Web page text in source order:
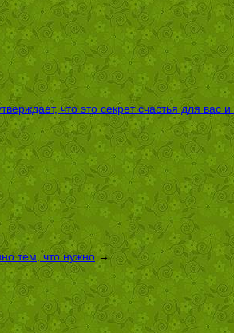
что это секрет счастья для вас
тем, что нужно →